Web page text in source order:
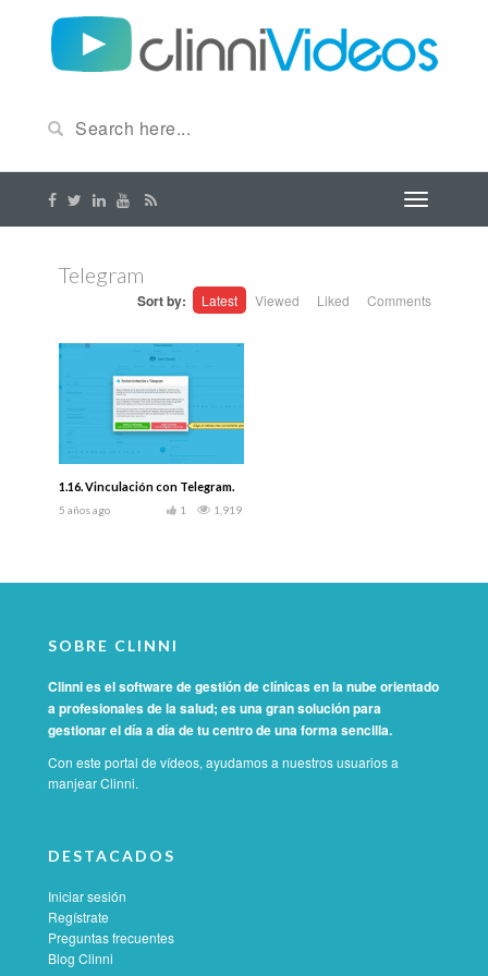
Telegram
Sort by: Latest Viewed Liked Comments
1.16. Vinculación con Telegram.
5 años ago 1,919
1
SOBRE CLINNI
Clinni es el software de gestión de clínicas en la nube orientado
a profesionales de la salud; es una gran solución para
gestionar el día a día de tu centro de una forma sencilla.
Con este portal de vídeos, ayudamos a nuestros usuarios a
manjear Clinni.
DESTACADOS
Iniciar sesión
Regístrate
Preguntas frecuentes
Blog Clinni